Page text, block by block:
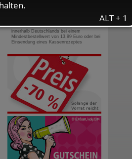
gebührenfreie Rufnummer
innerhalb Deutschlands bei einem
Mindestbestellwert von 13,99 Euro oder bei
Einsendung eines Kassenrezeptes